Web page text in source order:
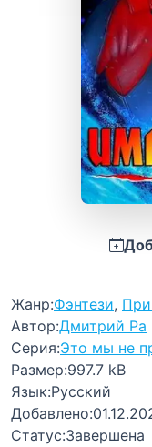
Жанр:Фэнтези,
Автор:Дмитрий Ра
Серия:Это мы не
Размер:997.7 kB
Язык:Русский
Добавлено:
Статус:Завершена